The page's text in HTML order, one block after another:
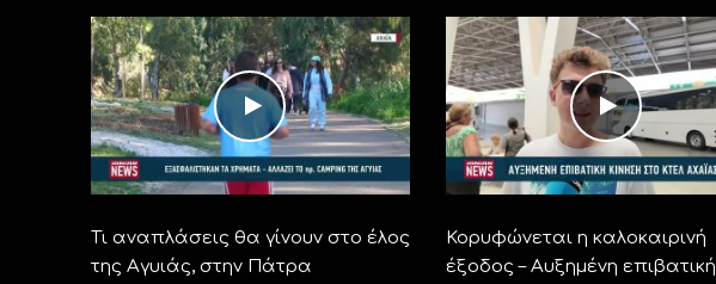
Τι αναπλάσεις θα γίνουν στο έλος
της Αγυιάς, στην Πάτρα
Κορυφώνεται η καλοκαιρινή
έξοδος – Αυξημένη επιβατική